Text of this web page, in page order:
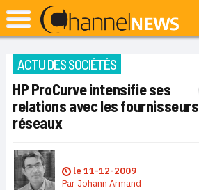
ACTU DES SOCIÉTÉS
HP ProCurve intensifie ses
relations avec les fournisseurs
réseaux
le11-12-2009
Par Johann Armand